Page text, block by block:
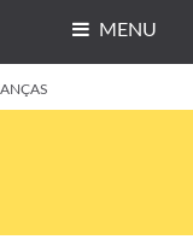
MENU